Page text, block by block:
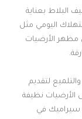
البلاط بعناية
اليومي مثل
مظهر الأرضيات
لتقديم
الأرضيات نظيفة
سيراميك في